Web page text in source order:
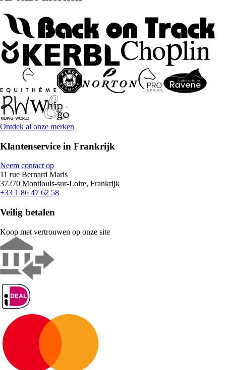
Ontdek al onze merken
Klantenservice in Frankrijk
Neem contact op
11 rue Bernard Maris
37270 Montlouis-sur-Loire, Frankrijk
+33 1 86 47 62 58
Veilig betalen
Koop met vertrouwen op onze site